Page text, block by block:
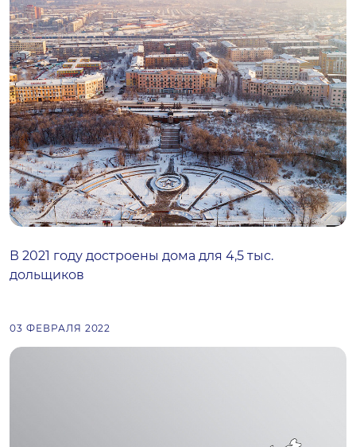
В 2021 году достроены дома для 4,5 тыс.
дольщиков
03 ФЕВРАЛЯ 2022